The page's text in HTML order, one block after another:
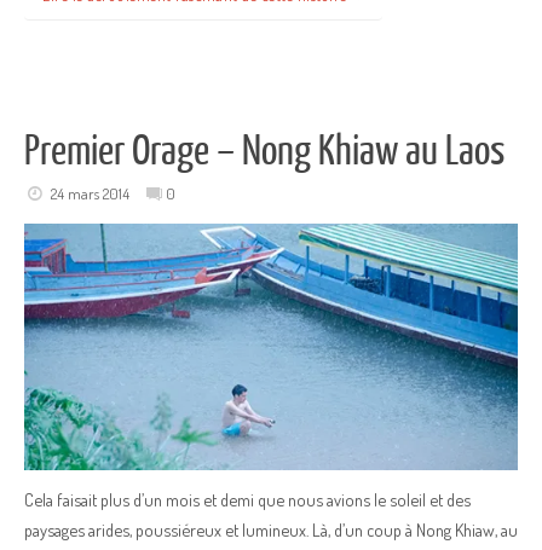
Premier Orage – Nong Khiaw au Laos
24 mars 2014 0
Cela faisait plus d’un mois et demi que nous avions le soleil et des
paysages arides, poussiéreux et lumineux. Là, d’un coup à Nong Khiaw, au